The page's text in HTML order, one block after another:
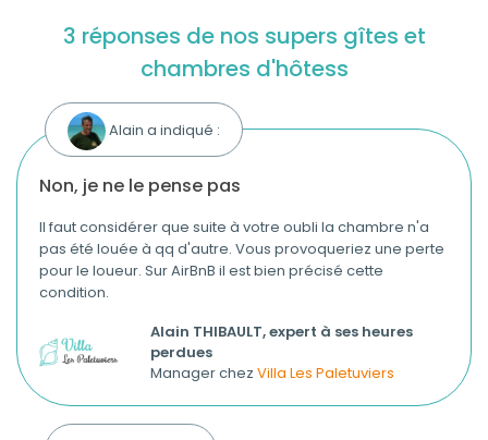
3 réponses de nos supers gîtes et
chambres d'hôtess
Alain a indiqué :
non, je ne le pense pas
Il faut considérer que suite à votre oubli la chambre n'a
pas été louée à qq d'autre. Vous provoqueriez une perte
pour le loueur. Sur AirBnB il est bien précisé cette
condition.
Alain THIBAULT, expert à ses heures
perdues
Manager chez Villa Les Paletuviers